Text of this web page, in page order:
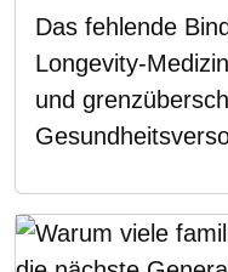
Das fehlende
Longevity-
und